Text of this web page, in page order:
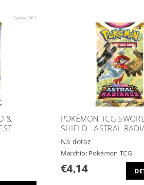
Codice:201
&
POKÉMON TCG
SHIELD - ASTRAL
Na dotaz
Marchio: Pokémon TCG
€4,14